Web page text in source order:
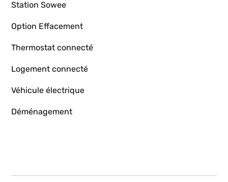
Station Sowee
Option Effacement
Thermostat connecté
Logement connecté
Véhicule électrique
Déménagement